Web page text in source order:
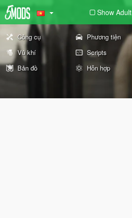
Show Adult
Công cụ Phương tiện
Vũ khí
Scripts
Bản đồ
Hỗn hợp